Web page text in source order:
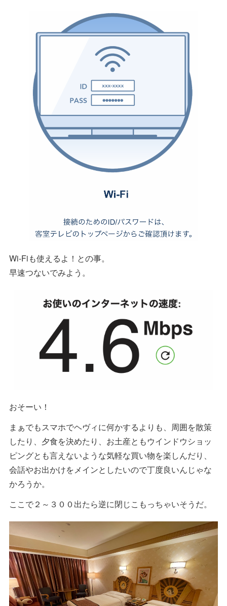
Wi-Fiも使えるよ！との事。
早速つないでみよう。
おそーい！
まぁでもスマホでヘヴィに何かするよりも、周囲を散策
したり、夕食を決めたり、お土産ともウインドウショッ
ピングとも言えないような気軽な買い物を楽しんだり、
会話やお出かけをメインとしたいので丁度良いんじゃな
かろうか。
ここで２～３００出たら逆に閉じこもっちゃいそうだ。